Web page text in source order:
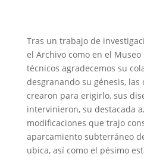
Tras un trabajo de
el Archivo como en el
técnicos agradecemos su
desgranando su génesis, las
crearon para erigirlo, sus
intervinieron, su destacada
modificaciones que trajo
aparcamiento subterráneo
ubica, así como el pésimo